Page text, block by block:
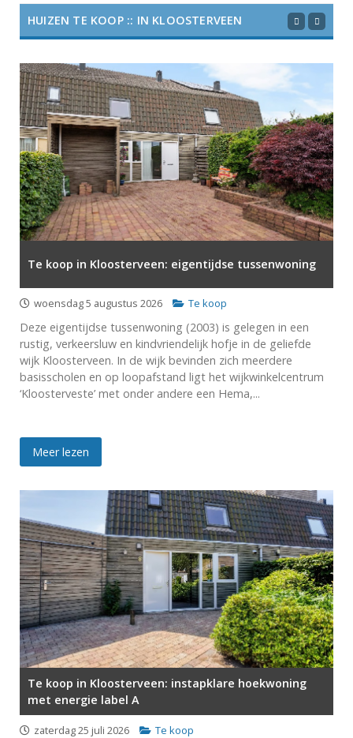
HUIZEN TE KOOP :: IN KLOOSTERVEEN
Te koop in Kloosterveen: eigentijdse tussenwoning
woensdag 5 augustus 2026 Te koop
Deze eigentijdse tussenwoning (2003) is gelegen in een
rustig, verkeersluw en kindvriendelijk hofje in de geliefde
wijk Kloosterveen. In de wijk bevinden zich meerdere
basisscholen en op loopafstand ligt het wijkwinkelcentrum
‘Kloosterveste’ met onder andere een Hema,...
Meer lezen
Te koop in Kloosterveen: instapklare hoekwoning
met energie label A
zaterdag 25 juli 2026 Te koop